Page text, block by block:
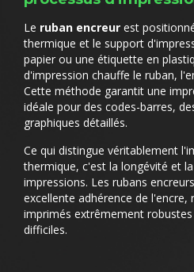
Le ruban encreur est
thermique et le support
papier ou une étiquette en
d'impression chauffe le ruban,
Cette méthode garantit une
idéale pour des codes-barres,
graphiques détaillés.
Ce qui distingue véritablement
thermique, c'est la longévité et
impressions. Les rubans
excellente adhérence de l'encre,
imprimés extrêmement
difficiles.